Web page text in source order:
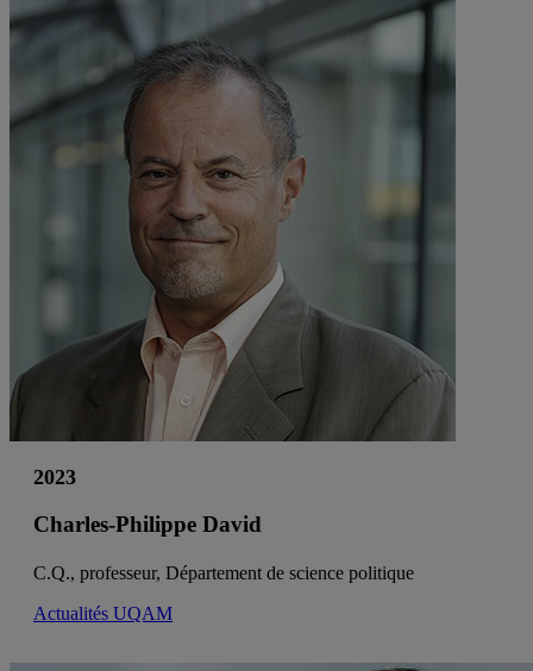
2023
Charles-Philippe David
C.Q., professeur, Département de science politique
Actualités UQAM